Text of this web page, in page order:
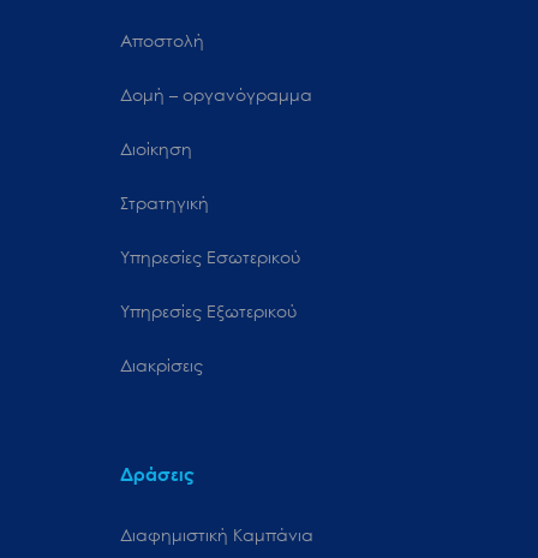
Αποστολή
Δομή – οργανόγραμμα
Διοίκηση
Στρατηγική
Υπηρεσίες Εσωτερικού
Υπηρεσίες Εξωτερικού
Διακρίσεις
Δράσεις
Διαφημιστική Καμπάνια